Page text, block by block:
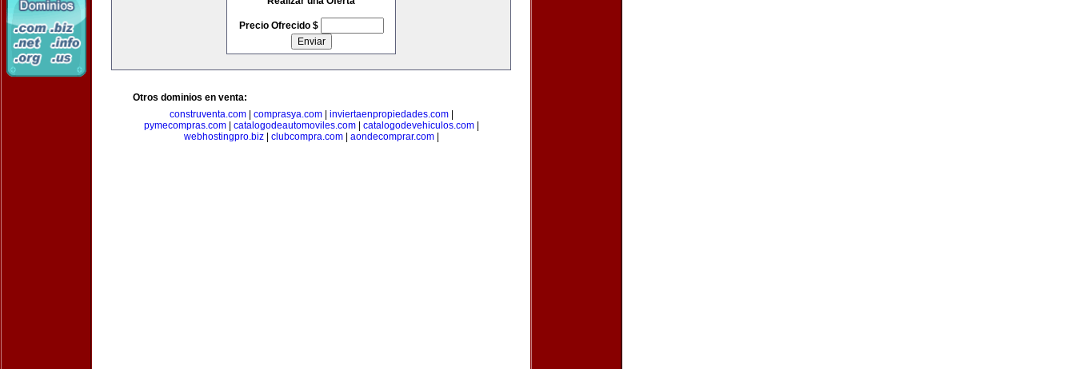
Precio Ofrecido $
Otros dominios en venta:
construventa.com| comprasya.com| inviertaenpropiedades.com|
pymecompras.com| catalogodeautomoviles.com| catalogodevehiculos.com|
webhostingpro.biz| clubcompra.com| aondecomprar.com|